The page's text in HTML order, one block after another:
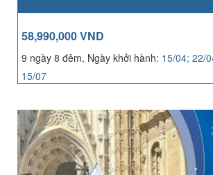
58,990,000 VND
9 ngày 8 đêm, Ngày khởi hành: 15/04; 22/
15/07